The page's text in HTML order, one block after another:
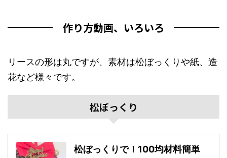
作り方動画、いろいろ
リースの形は丸ですが、素材は松ぼっくりや紙、造
花など様々です。
松ぼっくり
松ぼっくりで！100均材料簡単